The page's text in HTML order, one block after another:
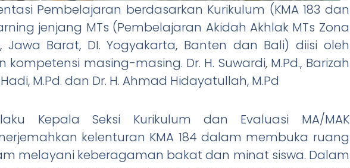
Pembelajaran berdasarkan Kurikulum (KMA 183 dan
jenjang MTs (Pembelajaran Akidah Akhlak MTs Zona
Jawa Barat, DI. Yogyakarta, Banten dan Bali) diisi oleh
masing-masing. Dr. H. Suwardi, M.Pd., Barizah
M.Pd. dan Dr. H. Ahmad Hidayatullah, M.Pd
Kepala Seksi Kurikulum dan Evaluasi MA/MAK
kelenturan KMA 184 dalam membuka ruang
melayani keberagaman bakat dan minat siswa. Dalam